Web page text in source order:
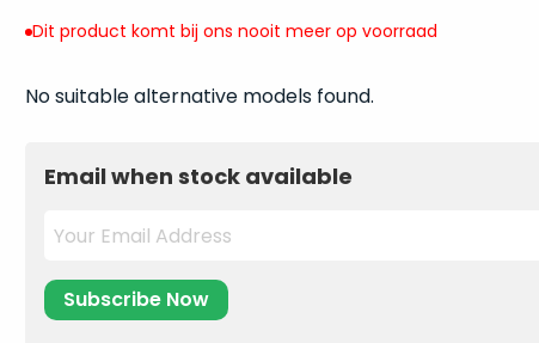
Dit product komt bij ons nooit meer op voorraad
No suitable alternative models found.
Email when stock available